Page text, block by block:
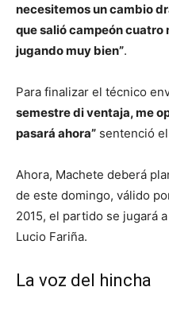
necesitemos un cambio
que salió campeón cuatro
jugando muy bien”.
Para finalizar el técnico
semestre di ventaja, me
pasará ahora” sentenció
Ahora, Machete deberá
de este domingo, válido
2015, el partido se jugará
Lucio Fariña.
La voz del hincha